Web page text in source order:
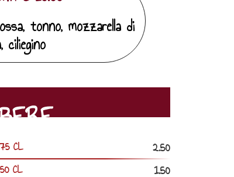
tonno, mozzarella di
ciliegino
CL 2.50
CL 1.50